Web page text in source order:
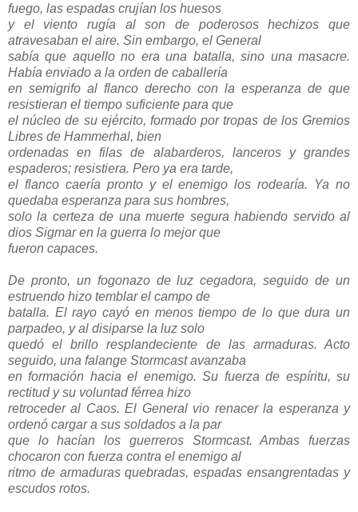
fuego, las espadas crujían los huesos
y el viento rugía al son de poderosos hechizos que
atravesaban el aire. Sin embargo, el General
sabía que aquello no era una batalla, sino una masacre.
Había enviado a la orden de caballería
en semigrifo al flanco derecho con la esperanza de que
resistieran el tiempo suficiente para que
el núcleo de su ejército, formado por tropas de los Gremios
Libres de Hammerhal, bien
ordenadas en filas de alabarderos, lanceros y grandes
espaderos; resistiera. Pero ya era tarde,
el flanco caería pronto y el enemigo los rodearía. Ya no
quedaba esperanza para sus hombres,
solo la certeza de una muerte segura habiendo servido al
dios Sigmar en la guerra lo mejor que
fueron capaces.
De pronto, un fogonazo de luz cegadora, seguido de un
estruendo hizo temblar el campo de
batalla. El rayo cayó en menos tiempo de lo que dura un
parpadeo, y al disiparse la luz solo
quedó el brillo resplandeciente de las armaduras. Acto
seguido, una falange Stormcast avanzaba
en formación hacia el enemigo. Su fuerza de espíritu, su
rectitud y su voluntad férrea hizo
retroceder al Caos. El General vio renacer la esperanza y
ordenó cargar a sus soldados a la par
que lo hacían los guerreros Stormcast. Ambas fuerzas
chocaron con fuerza contra el enemigo al
ritmo de armaduras quebradas, espadas ensangrentadas y
escudos rotos.